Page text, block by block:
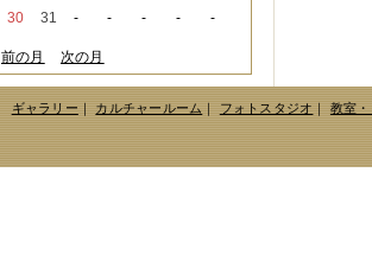
2020年08月
2020年06月（2件）
2020年04月（4件）
2020年03月（9件）
2020年02月（3件）
2020年01月（5件）
2019年12月（3件）
30
31 - - - - -
前の月 次の月
ギャラリー｜ カルチャールーム｜ フォトスタジオ｜ 教室